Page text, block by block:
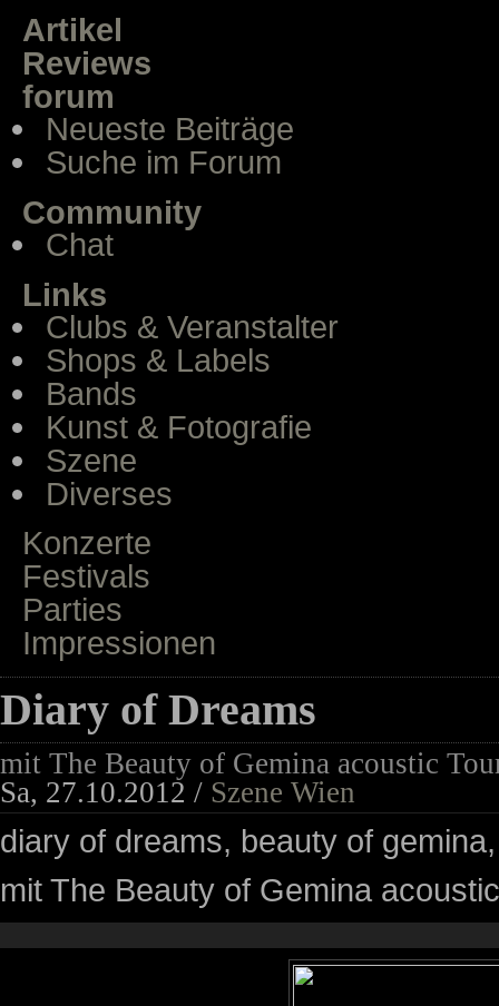
Artikel
Reviews
forum
Neueste Beiträge
Suche im Forum
Community
Chat
Links
Clubs & Veranstalter
Shops & Labels
Bands
Kunst & Fotografie
Szene
Diverses
Konzerte
Festivals
Parties
Impressionen
Diary of Dreams
mit The Beauty of Gemina acoustic
Sa, 27.10.2012 / Szene Wien
diary of dreams, beauty of
mit The Beauty of Gemina